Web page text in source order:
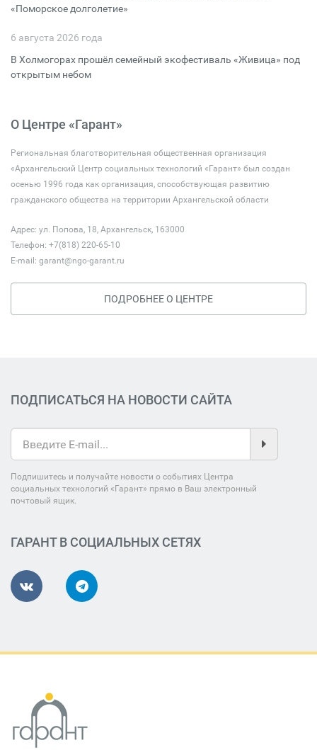
«Поморское долголетие»
6 августа 2026 года
В Холмогорах прошёл семейный экофестиваль «Живица» под
открытым небом
О Центре «Гарант»
Региональная благотворительная общественная организация
«Архангельский Центр социальных технологий «Гарант» был создан
осенью 1996 года как организация, способствующая развитию
гражданского общества на территории Архангельской области
Адрес: ул. Попова, 18, Архангельск, 163000
Телефон: +7(818) 220-65-10
E-mail: garant@ngo-garant.ru
ПОДРОБНЕЕ О ЦЕНТРЕ
ПОДПИСАТЬСЯ НА НОВОСТИ САЙТА
Подпишитесь и получайте новости о событиях Центра
социальных технологий «Гарант» прямо в Ваш электронный
почтовый ящик.
ГАРАНТ В СОЦИАЛЬНЫХ СЕТЯХ